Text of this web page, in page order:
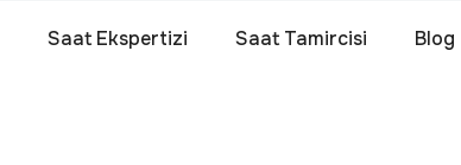
Saat Ekspertizi Saat Tamircisi Blog